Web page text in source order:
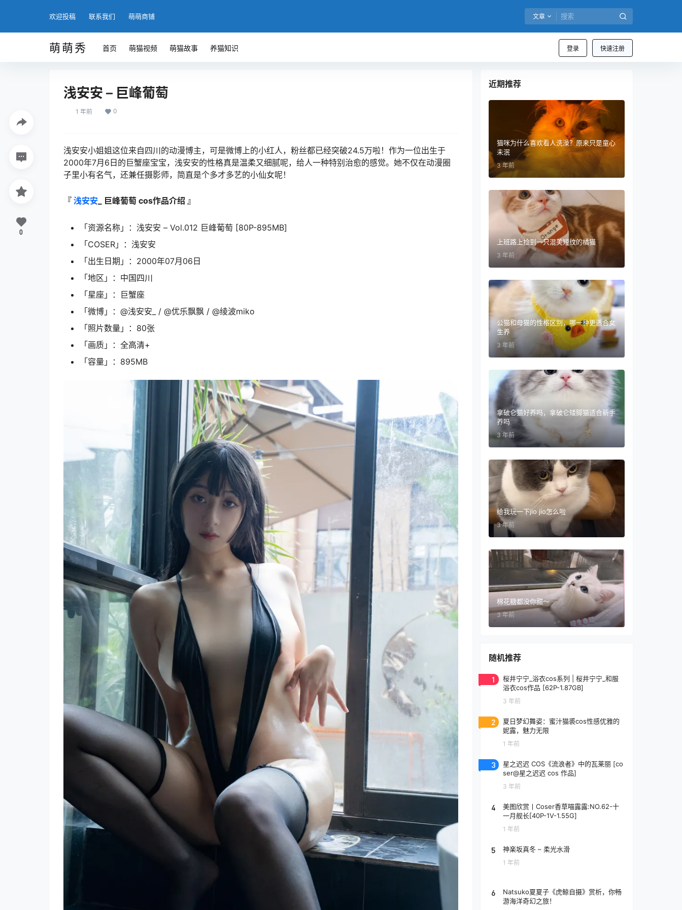
欢迎投稿 联系我们 萌萌商铺 文章
萌萌秀 登录 快速注册
首页 萌猫视频 萌猫故事 养猫知识
浅安安 – 巨峰葡萄
1 年前 0
浅安安小姐姐这位来自四川的动漫博主，可是微博上的小红人，粉丝都已经突破24.5万啦！作为一位出生于
2000年7月6日的巨蟹座宝宝，浅安安的性格真是温柔又细腻呢，给人一种特别治愈的感觉。她不仅在动漫圈
子里小有名气，还兼任摄影师，简直是个多才多艺的小仙女呢！
『 浅安安 _ 巨峰葡萄 cos作品介绍 』
「资源名称」：浅安安 – Vol.012 巨峰葡萄 [80P-895MB]
「COSER」：浅安安
「出生日期」：2000年07月06日
「地区」：中国四川
「星座」：巨蟹座
「微博」：@浅安安_ / @优乐飘飘 / @绫波miko
「照片数量」：80张
「画质」：全高清+
「容量」：895MB
0
近期推荐
猫咪为什么喜欢看人洗澡？原来只是童心
未泯
3 年前
上班路上捡到一只混美短纹的橘猫
3 年前
公猫和母猫的性格区别，哪一种更适合女
生养
3 年前
拿破仑猫好养吗，拿破仑矮脚猫适合新手
养吗
3 年前
给我玩一下jio jio怎么啦
3 年前
棉花糖都没你甜～
3 年前
随机推荐
1
桜井宁宁_浴衣cos系列 | 桜井宁宁_和服
浴衣cos作品 [62P-1.87GB]
3 年前
2
夏日梦幻舞姿：蜜汁猫裘cos性感优雅的
妮露，魅力无限
1 年前
3
星之迟迟 COS《流浪者》中的瓦莱丽 [co
ser@星之迟迟 cos 作品]
3 年前
4
美图欣赏丨Coser香草喵露露:NO.62-十
一月舰长[40P-1V-1.55G]
1 年前
5 神楽坂真冬 – 柔光水滑
1 年前
6
Natsuko夏夏子《虎鲸自摄》赏析，你畅
游海洋奇幻之旅！